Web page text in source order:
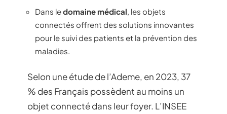
Dans ledomaine médical, les objets
connectés offrent des solutions innovantes
pour le suivi des patients et la prévention des
maladies.
Selon une étude de l’Ademe, en 2023, 37
% des Français possèdent au moins un
objet connecté dans leur foyer. L’INSEE